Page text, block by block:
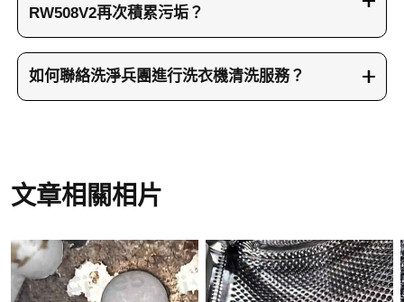
分解污垢。最後，用高壓水槍沖洗所有角落，以去
除所有殘留的污垢。
RW508V2再次積累污垢？
要防止Rasonic樂信牌前置式洗衣機RW508V2再次
積累污垢，建議定期空機運轉，並使用專業清潔劑
進行清洗。此外，保持洗衣機門膠邊的乾燥，可以
如何聯絡洗淨兵團進行洗衣機清洗服務？
您提供專業的清洗服務。
文章相關相片